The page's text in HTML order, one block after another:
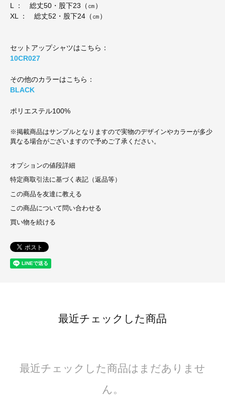
L ： 総丈50・股下23（㎝）
XL ： 総丈52・股下24（㎝）
セットアップシャツはこちら：
10CR027
その他のカラーはこちら：
BLACK
ポリエステル100%
※掲載商品はサンプルとなりますので実物のデザインやカラーが多少
異なる場合がございますので予めご了承ください。
オプションの値段詳細
特定商取引法に基づく表記（返品等）
この商品を友達に教える
この商品について問い合わせる
買い物を続ける
最近チェックした商品
最近チェックした商品はまだありませ
ん。